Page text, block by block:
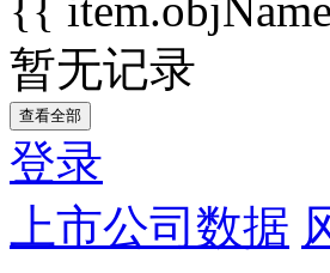
{{
暂无记录
查看全部
登录
上市公司数据